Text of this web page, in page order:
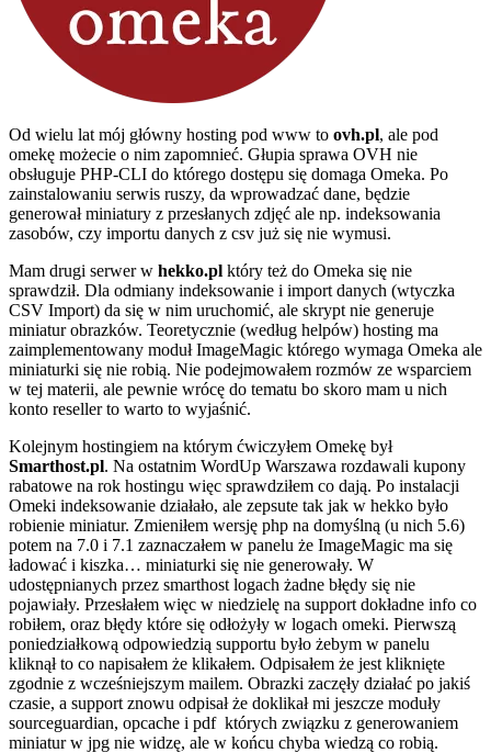
Od wielu lat mój główny hosting pod www to ovh.pl, ale pod
omekę możecie o nim zapomnieć. Głupia sprawa OVH nie
obsługuje PHP-CLI do którego dostępu się domaga Omeka. Po
zainstalowaniu serwis ruszy, da wprowadzać dane, będzie
generował miniatury z przesłanych zdjęć ale np. indeksowania
zasobów, czy importu danych z csv już się nie wymusi.
Mam drugi serwer w hekko.pl który też do Omeka się nie
sprawdził. Dla odmiany indeksowanie i import danych (wtyczka
CSV Import) da się w nim uruchomić, ale skrypt nie generuje
miniatur obrazków. Teoretycznie (według helpów) hosting ma
zaimplementowany moduł ImageMagic którego wymaga Omeka ale
miniaturki się nie robią. Nie podejmowałem rozmów ze wsparciem
w tej materii, ale pewnie wrócę do tematu bo skoro mam u nich
konto reseller to warto to wyjaśnić.
Kolejnym hostingiem na którym ćwiczyłem Omekę był
Smarthost.pl. Na ostatnim WordUp Warszawa rozdawali kupony
rabatowe na rok hostingu więc sprawdziłem co dają. Po instalacji
Omeki indeksowanie działało, ale zepsute tak jak w hekko było
robienie miniatur. Zmieniłem wersję php na domyślną (u nich 5.6)
potem na 7.0 i 7.1 zaznaczałem w panelu że ImageMagic ma się
ładować i kiszka… miniaturki się nie generowały. W
udostępnianych przez smarthost logach żadne błędy się nie
pojawiały. Przesłałem więc w niedzielę na support dokładne info co
robiłem, oraz błędy które się odłożyły w logach omeki. Pierwszą
poniedziałkową odpowiedzią supportu było żebym w panelu
kliknął to co napisałem że klikałem. Odpisałem że jest kliknięte
zgodnie z wcześniejszym mailem. Obrazki zaczęły działać po jakiś
czasie, a support znowu odpisał że doklikał mi jeszcze moduły
sourceguardian, opcache i pdf których związku z generowaniem
miniatur w jpg nie widzę, ale w końcu chyba wiedzą co robią.